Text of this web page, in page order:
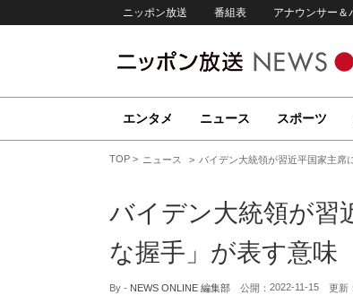
ニッポン放送 番組表 アナウンサー＆
エンタメ ニュース スポーツ
TOP ニュース バイデン大統領が習近平国家主席
バイデン大統領が習
な握手」が表す意味
By - NEWS ONLINE 編集部 公開： 2022-11-15 更新：